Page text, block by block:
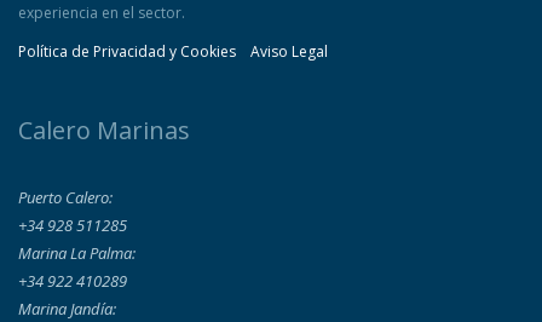
experiencia en el sector.
Política de Privacidad y Cookies
Aviso Legal
Calero Marinas
Puerto Calero:
+34 928 511285
Marina La Palma:
+34 922 410289
Marina Jandía: